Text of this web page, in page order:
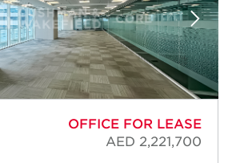
OFFICE FOR LEASE
AED 2,221,700